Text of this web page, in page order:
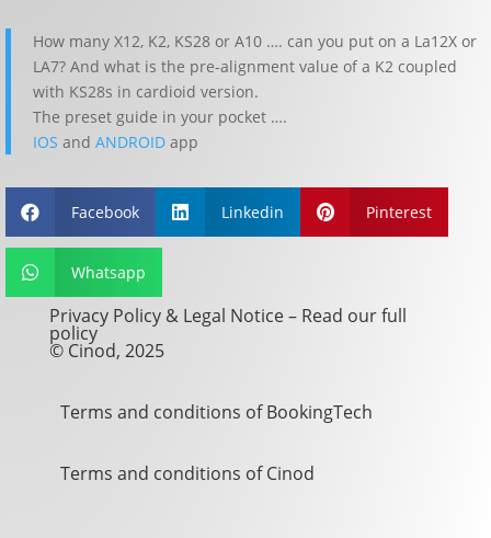
How many X12, K2, KS28 or A10 …. can you put on a La12X or
LA7? And what is the pre-alignment value of a K2 coupled
with KS28s in cardioid version.
The preset guide in your pocket ….
IOS andANDROID app
 Facebook  Linkedin  Pinterest
 Whatsapp
Privacy Policy & Legal Notice – Read our full
policy
© Cinod, 2025
Terms and conditions of BookingTech
Terms and conditions of Cinod